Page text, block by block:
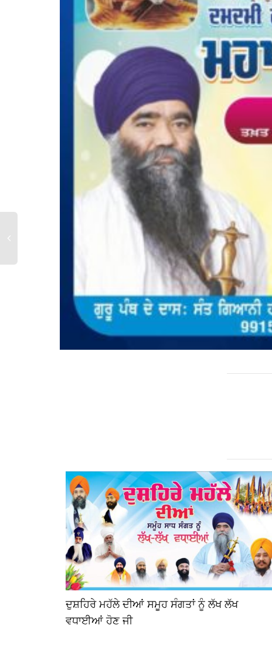
ਦੁਸ਼ਹਿਰੇ ਮਹੱਲੇ ਦੀਆਂ ਸਮੂਹ ਸੰਗਤਾਂ ਨੂੰ ਲੱਖ ਲੱਖ
ਵਧਾਈਆਂ ਹੋਣ ਜੀ